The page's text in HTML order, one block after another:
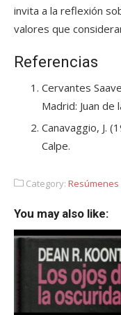
invita a la reflexión
valores que
Referencias
Cervantes
Madrid: Juan de
Canavaggio, J.
Calpe.
Category: Resúmenes
You may also like: